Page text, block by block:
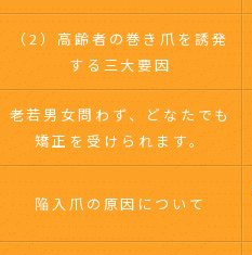
（2）高齢者の巻き爪を誘発
する三大要因
老若男女問わず、どなたでも
矯正を受けられます。
陥入爪の原因について